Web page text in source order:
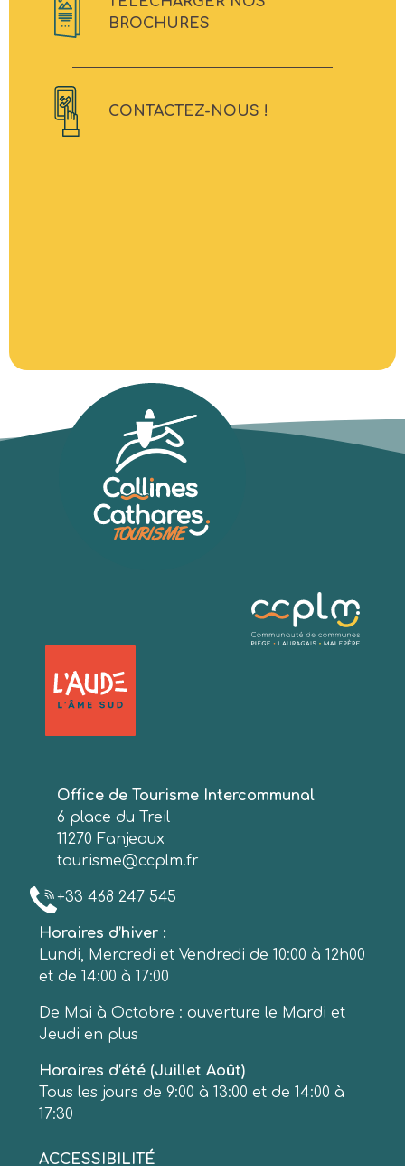
BROCHURES
CONTACTEZ-NOUS !
Office de Tourisme Intercommunal
6 place du Treil
11270 Fanjeaux
tourisme@ccplm.fr
+33 468 247 545
Horaires d’hiver :
Lundi, Mercredi et Vendredi de 10:00 à 12h00
et de 14:00 à 17:00
De Mai à Octobre : ouverture le Mardi et
Jeudi en plus
Horaires d’été (Juillet Août)
Tous les jours de 9:00 à 13:00 et de 14:00 à
17:30
ACCESSIBILITÉ